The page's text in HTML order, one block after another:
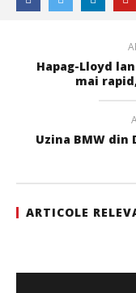
SAMEDAY a
Redacția
Hapag-Lloyd
mai
Uzina BMW
ARTICOLE